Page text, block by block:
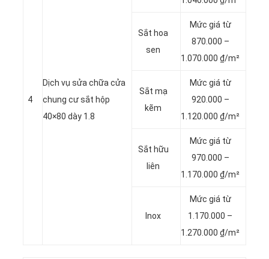
4
Dịch vụ sửa chữa cửa
chung cư sắt hộp
40×80 dày 1.8
Sắt hoa
sen
Mức giá từ
870.000 –
1.070.000 ₫/m²
Sắt mạ
kẽm
Mức giá từ
920.000 –
1.120.000 ₫/m²
Sắt hữu
liên
Mức giá từ
970.000 –
1.170.000 ₫/m²
Inox
Mức giá từ
1.170.000 –
1.270.000 ₫/m²